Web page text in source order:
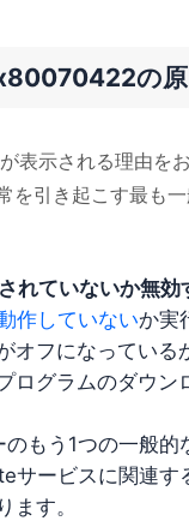
の
示される理由を
を引き起こす最も
れていないか無効
作していないか実
オフになってい
ログラムのダウ
のもう1つの一般
ービスに関連す
ます。